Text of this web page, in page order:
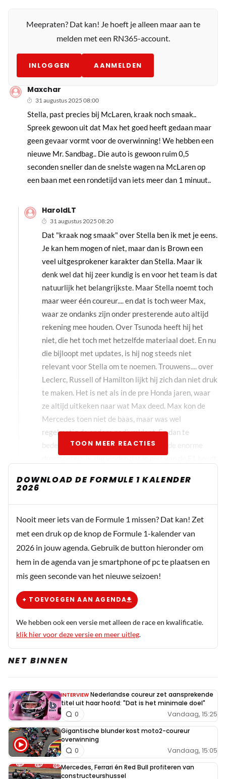
Meepraten? Dat kan! Je hoeft je alleen maar aan te
melden met een RN365-account.
INLOGGEN AANMELDEN
Maxchar
31 augustus 2025 08:00
Stella, past precies bij McLaren, kraak noch smaak..
Spreek gewoon uit dat Max het goed heeft gedaan maar
geen gevaar vormt voor de overwinning! We hebben een
nieuwe Mr. Sandbag.. Die auto is gewoon ruim 0,5
seconden sneller dan de snelste wagen na McLaren op
een baan met een rondetijd van iets meer dan 1 minuut..
HaroldLT
31 augustus 2025 08:20
Dat "kraak nog smaak" over Stella ben ik met je eens.
Je kan hem mogen of niet, maar dan is Brown een
veel uitgesprokener karakter dan Stella. Maar ik
denk wel dat hij zeer kundig is en voor het team is dat
natuurlijk het belangrijkste. Maar Stella noemt toch
maar weer één coureur.... en dat is toch weer Max,
waar ze ondanks zijn onder presterende auto altijd
rekening mee houden. Over Tsunoda heeft hij het
niet, die het toch met hetzelfde materiaal doet. En nu
die bijloopt met updates, is hij nog steeds niet
relevant voor Stella om te noemen. Trouwens.... over
Leclerc, Russell of Hamilton lijkt hij zich dan niet druk
te maken. Het is net als in de pre Honda jaren, waar
ze altijd uitkeken naar wat Max deed. Max kon de
Mercedes toen niet de baas, maar was wel
regelmatig de andere podiumklant. En dan te
bedenken dat er nog een bepaalde kudde enorme
droeftoeters is, die vinden dat je niet van de F1 houdt
snappen waar ze naar kijken.
Maxchar
De droeftoeters hebben het altijd over een
“oranje bril” maar het is gewoon zo dat Max het
grootste autosport talent in de wereld ooit is en
ook nog eens een Nederlander waar we in ons
kleine landje terecht trots op mogen zijn! Dat
sommigen “Nederlanders” geen fan van hem zijn
kan en is nog tot daaraan toe maar om dan
stelselmatig en regelmatig berichten te posten
dan toch wel heel erg triest.. Ik schrijf overigens
elke klasse waar ook ter wereld de beste zou zijn
(direct of na een wen/aanpassingsperiode). Max
is gewoon een icoon en dat beseffen de echte
kenners ook. Zoals er over Max wordt gesproken
sinds hij in de F1 rijdt wordt er niet over andere
ex- F1 kampioenen gesproken behalve Senna en
Schumacher. Beide overigens completeren in
TOON MEER REACTIES
DOWNLOAD DE FORMULE 1 KALENDER
2026
Nooit meer iets van de Formule 1 missen? Dat kan! Zet
met een druk op de knop de Formule 1-kalender van
2026 in jouw agenda. Gebruik de button hieronder om
hem in de agenda van je smartphone of pc te plaatsen en
mis geen seconde van het nieuwe seizoen!
+ TOEVOEGEN AAN AGENDA
We hebben ook een versie met alleen de race en kwalificatie.
klik hier voor deze versie en meer uitleg.
NET BINNEN
INTERVIEW Nederlandse coureur zet aansprekende
titel uit haar hoofd: "Dat is het minimale doel"
Vandaag, 15:25
0
Gigantische blunder kost moto2-coureur
overwinning
Vandaag, 15:05
0
Mercedes, Ferrari én Red Bull profiteren van
constructeurshussel